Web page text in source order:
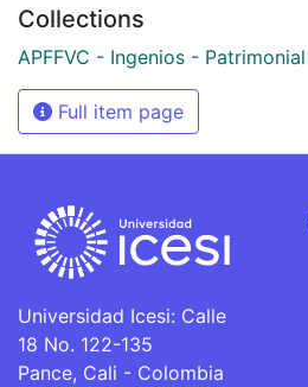
Collections
APFFVC - Ingenios - Patrimonial
Full item page
Universidad Icesi: Calle
18 No. 122-135
Pance, Cali - Colombia